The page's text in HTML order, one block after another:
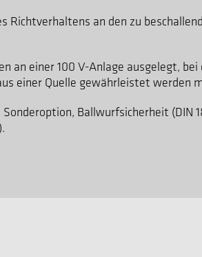
Richtverhaltens an den zu
an einer 100 V-Anlage ausgelegt, bei
einer Quelle gewährleistet werden
Ballwurfsicherheit (DIN